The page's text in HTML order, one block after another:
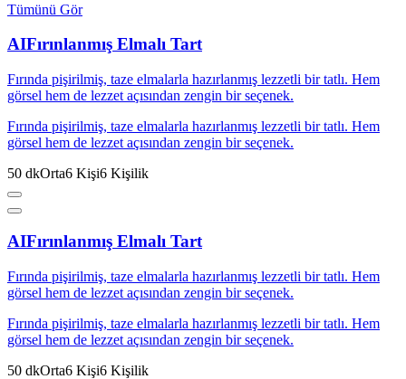
Tümünü Gör
AIFırınlanmış Elmalı Tart
Fırında pişirilmiş, taze elmalarla hazırlanmış lezzetli bir tatlı. Hem
görsel hem de lezzet açısından zengin bir seçenek.
Fırında pişirilmiş, taze elmalarla hazırlanmış lezzetli bir tatlı. Hem
görsel hem de lezzet açısından zengin bir seçenek.
50 dkOrta6 Kişi6 Kişilik
AIFırınlanmış Elmalı Tart
Fırında pişirilmiş, taze elmalarla hazırlanmış lezzetli bir tatlı. Hem
görsel hem de lezzet açısından zengin bir seçenek.
Fırında pişirilmiş, taze elmalarla hazırlanmış lezzetli bir tatlı. Hem
görsel hem de lezzet açısından zengin bir seçenek.
50 dkOrta6 Kişi6 Kişilik